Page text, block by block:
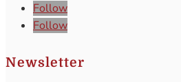
Follow
Follow
Newsletter